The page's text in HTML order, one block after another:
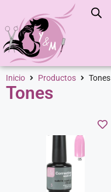
Inicio Productos Tones
Tones